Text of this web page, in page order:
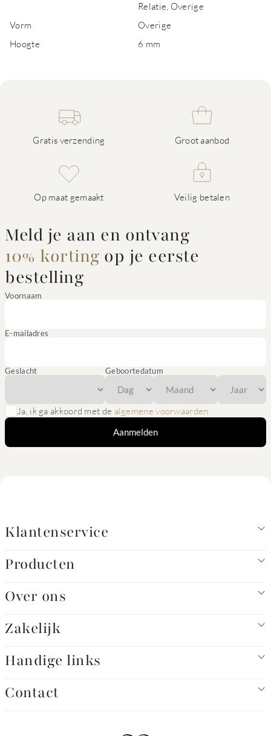
Relatie, Overige
Vorm
Overige
Hoogte
6 mm
Gratis verzending Groot aanbod
Op maat gemaakt Veilig betalen
Meld je aan en ontvang
10% korting op je eerste
bestelling
Voornaam
E-mailadres
Geslacht Geboortedatum
Ja, ik ga akkoord met de algemene voorwaarden
Aanmelden
Klantenservice
Producten
Over ons
Zakelijk
Handige links
Contact